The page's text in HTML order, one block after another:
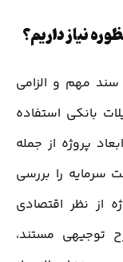
نیاز داریم؟
مهم و الزامی
بانکی استفاده
پروژه از جمله
سرمایه را بررسی
از نظر اقتصادی
توجیهی مستند،